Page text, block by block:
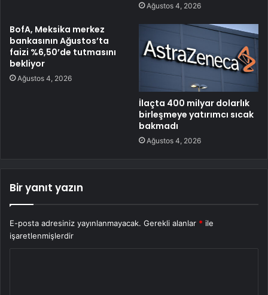
Ağustos 4, 2026
BofA, Meksika merkez
bankasının Ağustos’ta
faizi %6,50’de tutmasını
bekliyor
Ağustos 4, 2026
İlaçta 400 milyar dolarlık
birleşmeye yatırımcı sıcak
bakmadı
Ağustos 4, 2026
Bir yanıt yazın
E-posta adresiniz yayınlanmayacak. Gerekli alanlar * ile
işaretlenmişlerdir